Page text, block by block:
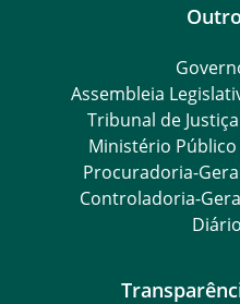
Assembleia
Tribunal de
Ministério
Procuradoria-
Controladoria-